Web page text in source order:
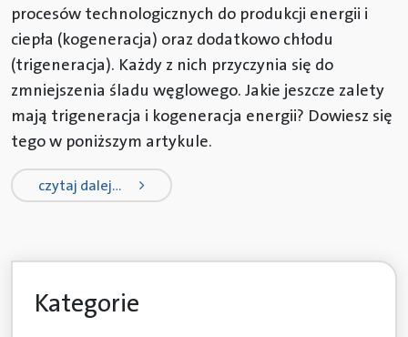
procesów technologicznych do produkcji energii i
ciepła (kogeneracja) oraz dodatkowo chłodu
(trigeneracja). Każdy z nich przyczynia się do
zmniejszenia śladu węglowego. Jakie jeszcze zalety
mają trigeneracja i kogeneracja energii? Dowiesz się
tego w poniższym artykule.
czytaj dalej…from zalety małej kogeneracji i
Kategorie